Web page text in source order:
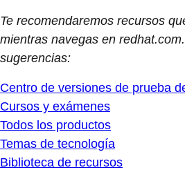
Te recomendaremos recursos
mientras navegas en
sugerencias:
Centro de versiones de prueba
Cursos y exámenes
Todos los productos
Temas de tecnología
Biblioteca de recursos